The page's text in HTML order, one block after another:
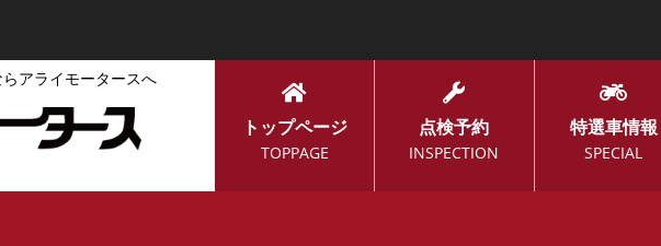
アライモータースへ
トップページ
TOPPAGE
点検予約
INSPECTION
特選車情報
SPECIAL